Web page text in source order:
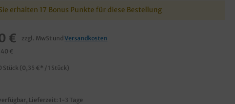
erhalten 17 Bonus Punkte für diese Bestellung
€ zzgl. MwSt und Versandkosten
€
Stück (0,35 €* / 1 Stück)
Lieferzeit: 1-3 Tage